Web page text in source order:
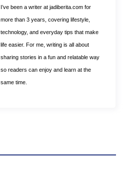
I’ve been a writer at jadiberita.com for
more than 3 years, covering lifestyle,
technology, and everyday tips that make
life easier. For me, writing is all about
sharing stories in a fun and relatable way
so readers can enjoy and learn at the
same time.